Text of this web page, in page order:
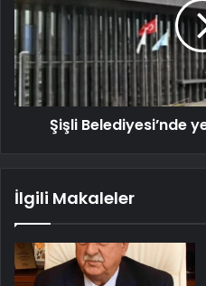
Şişli Belediyesi’nde
İlgili Makaleler